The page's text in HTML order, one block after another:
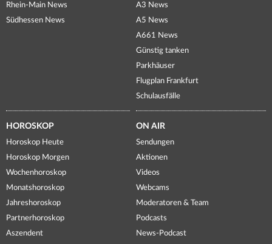
Rhein-Main News
Südhessen News
A3 News
A5 News
A661 News
Günstig tanken
Parkhäuser
Flugplan Frankfurt
Schulausfälle
HOROSKOP
Horoskop Heute
Horoskop Morgen
Wochenhoroskop
Monatshoroskop
Jahreshoroskop
Partnerhoroskop
Aszendent
ON AIR
Sendungen
Aktionen
Videos
Webcams
Moderatoren & Team
Podcasts
News-Podcast